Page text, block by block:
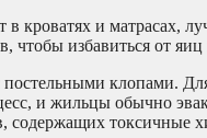
кроватях и матрасах,
чтобы избавиться от
клопами.
и жильцы обычно
содержащих токсичные